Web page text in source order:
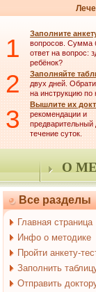
1 Заполните
вопросов. Сумма
ответ на вопрос:
ребёнок?
2 Заполняйте
двух дней.
на инструкцию по
3 Вышлите их
рекомендации и
предварительный
течение суток.
О
Все разделы
Главная страница
Инфо о методике
Пройти анкету-
Заполнить
Отправить